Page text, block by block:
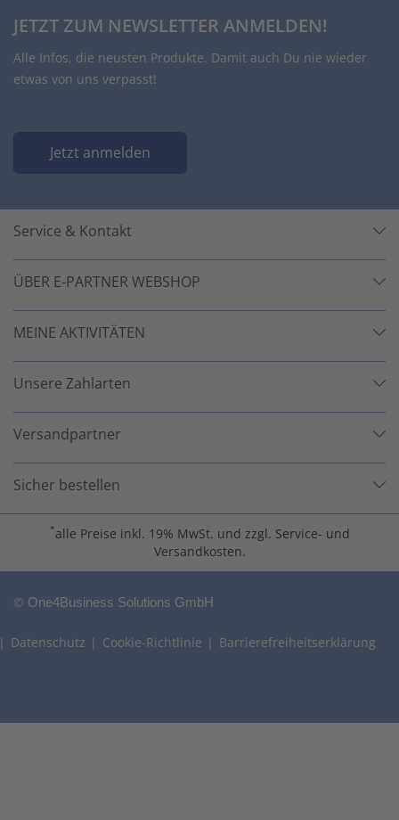
JETZT ZUM NEWSLETTER ANMELDEN!
Alle Infos, die neusten Produkte. Damit auch Du nie wieder
etwas von uns verpasst!
Jetzt anmelden
Service & Kontakt
ÜBER E-PARTNER WEBSHOP
MEINE AKTIVITÄTEN
Unsere Zahlarten
Versandpartner
Sicher bestellen
*alle Preise inkl. 19% MwSt. und zzgl. Service- und
Versandkosten.
© One4Business Solutions GmbH
Datenschutz Cookie-Richtlinie Barrierefreiheitserklärung